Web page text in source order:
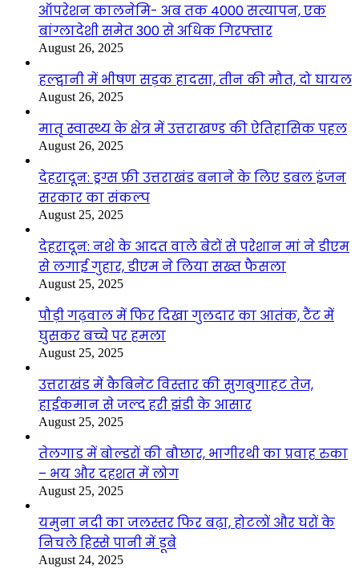
ऑपरेशन कालनेमि- अब तक 4000 सत्यापन, एक
बांग्लादेशी समेत 300 से अधिक गिरफ्तार
August 26, 2025
हल्द्वानी में भीषण सड़क हादसा, तीन की मौत, दो घायल
August 26, 2025
मातृ स्वास्थ्य के क्षेत्र में उत्तराखण्ड की ऐतिहासिक पहल
August 26, 2025
देहरादून: ड्रग्स फ्री उत्तराखंड बनाने के लिए डबल इंजन
सरकार का संकल्प
August 25, 2025
देहरादून: नशे के आदत वाले बेटों से परेशान मां ने डीएम
से लगाई गुहार, डीएम ने लिया सख्त फैसला
August 25, 2025
पौड़ी गढ़वाल में फिर दिखा गुलदार का आतंक, टैंट में
घुसकर बच्चे पर हमला
August 25, 2025
उत्तराखंड में कैबिनेट विस्तार की सुगबुगाहट तेज,
हाईकमान से जल्द हरी झंडी के आसार
August 25, 2025
तेलगाड में बोल्डरों की बौछार, भागीरथी का प्रवाह रुका
– भय और दहशत में लोग
August 25, 2025
यमुना नदी का जलस्तर फिर बढ़ा, होटलों और घरों के
निचले हिस्से पानी में डूबे
August 24, 2025